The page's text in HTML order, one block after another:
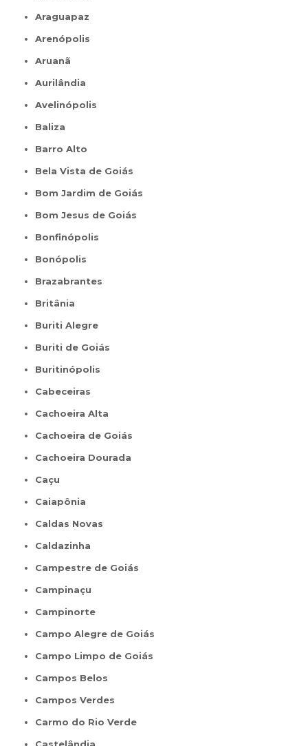
Araguapaz
Arenópolis
Aruanã
Aurilândia
Avelinópolis
Baliza
Barro Alto
Bela Vista de Goiás
Bom Jardim de Goiás
Bom Jesus de Goiás
Bonfinópolis
Bonópolis
Brazabrantes
Britânia
Buriti Alegre
Buriti de Goiás
Buritinópolis
Cabeceiras
Cachoeira Alta
Cachoeira de Goiás
Cachoeira Dourada
Caçu
Caiapônia
Caldas Novas
Caldazinha
Campestre de Goiás
Campinaçu
Campinorte
Campo Alegre de Goiás
Campo Limpo de Goiás
Campos Belos
Campos Verdes
Carmo do Rio Verde
Castelândia